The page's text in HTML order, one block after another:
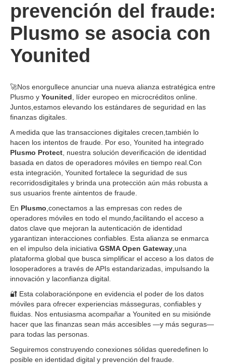
prevención del fraude:
Plusmo se asocia con
Younited
🚀Nos enorgullece anunciar una nueva alianza estratégica entre
Plusmo y Younited , líder europeo en microcréditos online.
Juntos,estamos elevando los estándares de seguridad en las
finanzas digitales.
A medida que las transacciones digitales crecen,también lo
hacen los intentos de fraude. Por eso, Younited ha integrado
Plusmo Protect , nuestra solución deverificación de identidad
basada en datos de operadores móviles en tiempo real.Con
esta integración, Younited fortalece la seguridad de sus
recorridosdigitales y brinda una protección aún más robusta a
sus usuarios frente aintentos de fraude.
En Plusmo ,conectamos a las empresas con redes de
operadores móviles en todo el mundo,facilitando el acceso a
datos clave que mejoran la autenticación de identidad
ygarantizan interacciones confiables. Esta alianza se enmarca
en el impulso dela iniciativa GSMA Open Gateway ,una
plataforma global que busca simplificar el acceso a los datos de
losoperadores a través de APIs estandarizadas, impulsando la
innovación y laconfianza digital.
🔐 Esta colaboraciónpone en evidencia el poder de los datos
móviles para ofrecer experiencias másseguras, confiables y
fluidas. Nos entusiasma acompañar a Younited en su misiónde
hacer que las finanzas sean más accesibles —y más seguras—
para todas las personas.
Seguiremos construyendo conexiones sólidas queredefinen lo
posible en identidad digital y prevención del fraude.